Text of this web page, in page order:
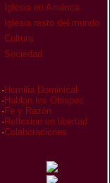
Iglesia en América
Iglesia resto del mundo
Cultura
Sociedad
· Homilia Dominical
· Hablan los Obispos
· Fe y Razón
· Reflexion en libertad
·Colaboraciones